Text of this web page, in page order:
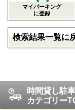
マイパーキング
に登録
検索結果一覧に
時間貸し駐
カテゴリー